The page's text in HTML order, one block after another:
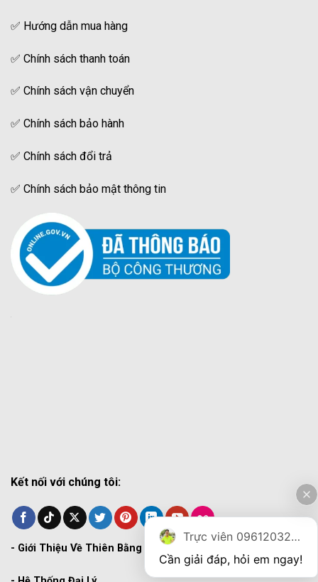
✅ Hướng dẫn mua hàng
✅ Chính sách thanh toán
✅ Chính sách vận chuyển
✅ Chính sách bảo hành
✅ Chính sách đổi trả
✅ Chính sách bảo mật thông tin
Kết nối với chúng tôi:
- Giới Thiệu Về Thiên Bằng
Trực viên 0961203270
Cần giải đáp, hỏi em ngay!